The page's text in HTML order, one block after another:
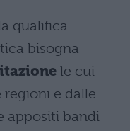
qualifica
bisogna
le cui
regioni e dalle
appositi bandi